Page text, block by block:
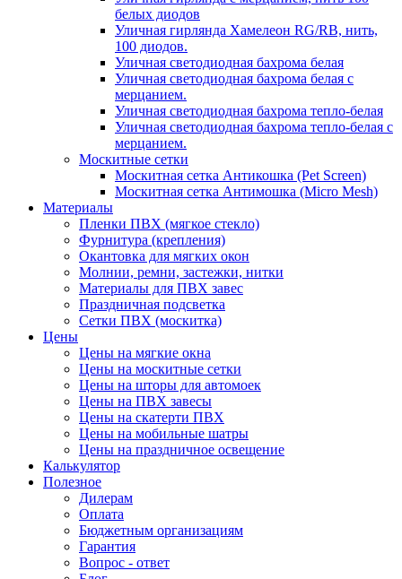
белых диодов
Уличная гирлянда Хамелеон RG/RB, нить,
100 диодов.
Уличная светодиодная бахрома белая
Уличная светодиодная бахрома белая с
мерцанием.
Уличная светодиодная бахрома тепло-белая
Уличная светодиодная бахрома тепло-белая с
мерцанием.
Москитные сетки
Москитная сетка Антикошка (Pet Screen)
Москитная сетка Антимошка (Micro Mesh)
Материалы
Пленки ПВХ (мягкое стекло)
Фурнитура (крепления)
Окантовка для мягких окон
Молнии, ремни, застежки, нитки
Материалы для ПВХ завес
Праздничная подсветка
Сетки ПВХ (москитка)
Цены
Цены на мягкие окна
Цены на москитные сетки
Цены на шторы для автомоек
Цены на ПВХ завесы
Цены на скатерти ПВХ
Цены на мобильные шатры
Цены на праздничное освещение
Калькулятор
Полезное
Дилерам
Оплата
Бюджетным организациям
Гарантия
Вопрос - ответ